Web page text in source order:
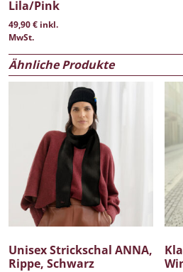
Lila/Pink
49,90€ inkl.
MwSt.
Ähnliche Produkte
Unisex Strickschal ANNA,
Rippe, Schwarz